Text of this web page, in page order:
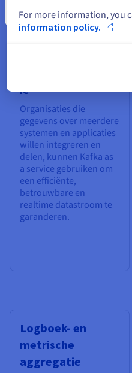
ie
Organisaties die
gegevens over meerdere
systemen en applicaties
willen integreren en
delen, kunnen Kafka as
a service gebruiken om
een efficiënte,
betrouwbare en
realtime datastroom te
garanderen.
Logboek- en
metrische
aggregatie
For more information, you
information policy.